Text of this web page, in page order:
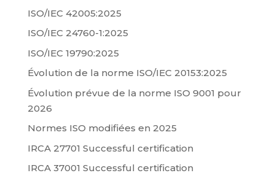
ISO/IEC 42005:2025
ISO/IEC 24760-1:2025
ISO/IEC 19790:2025
Évolution de la norme ISO/IEC 20153:2025
Évolution prévue de la norme ISO 9001 pour
2026
Normes ISO modifiées en 2025
IRCA 27701 Successful certification
IRCA 37001 Successful certification